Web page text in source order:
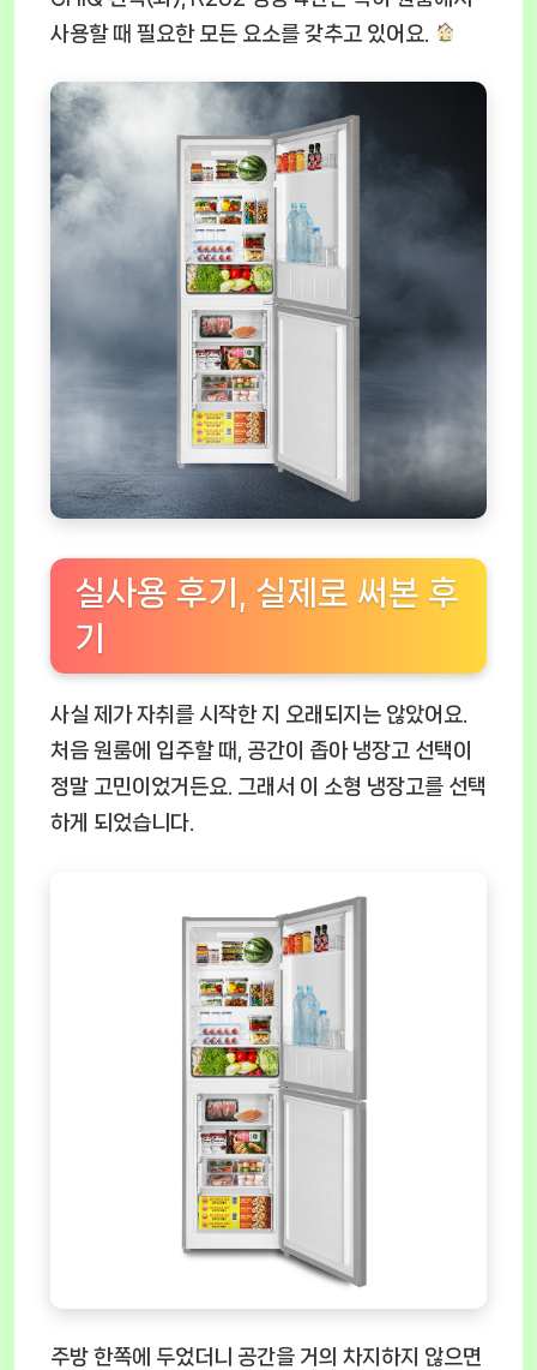
사용할 때 필요한 모든 요소를 갖추고 있어요.
실사용 후기, 실제로 써본 후
기
사실 제가 자취를 시작한 지 오래되지는 않았어요.
처음 원룸에 입주할 때, 공간이 좁아 냉장고 선택이
정말 고민이었거든요. 그래서 이 소형 냉장고를 선택
하게 되었습니다.
주방 한쪽에 두었더니 공간을 거의 차지하지 않으면